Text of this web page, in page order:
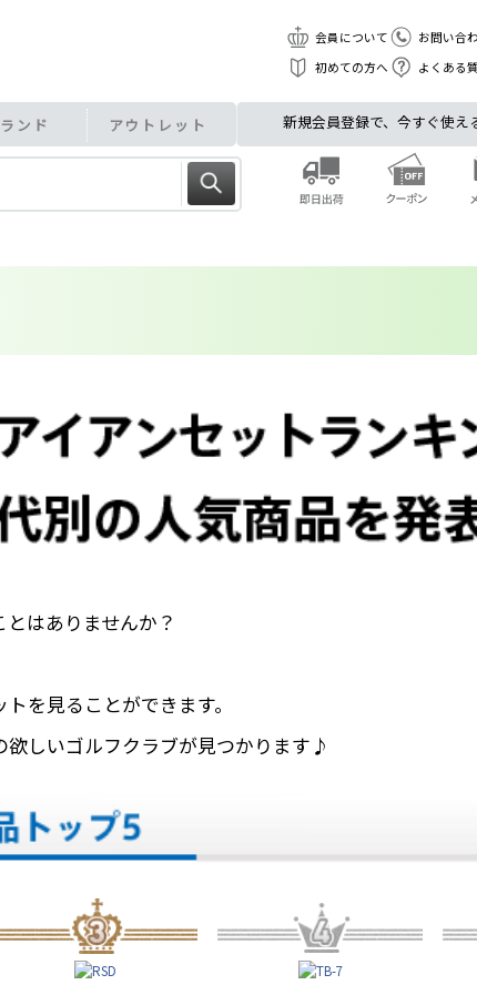
会員について
お問い合
初めての方へ
よくある
ンド アウトレット 新規会員登録で、今すぐ使え
はありませんか？
を見ることができます。
欲しいゴルフクラブが見つかります♪